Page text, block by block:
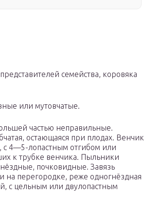
семейства, коровяка
или мутовчатые.
частью неправильные.
остающаяся при плодах. Венчик
с 4—5-лопастным отгибом или
к трубке венчика. Пыльники
почковидные. Завязь
на перегородке, реже одногнёздная
с цельным или двулопастным